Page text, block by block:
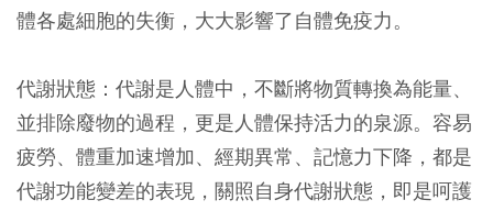
體各處細胞的失衡，大大影響了自體免疫力。
代謝狀態：代謝是人體中，不斷將物質轉換為能量、
並排除廢物的過程，更是人體保持活力的泉源。容易
疲勞、體重加速增加、經期異常、記憶力下降，都是
代謝功能變差的表現，關照自身代謝狀態，即是呵護